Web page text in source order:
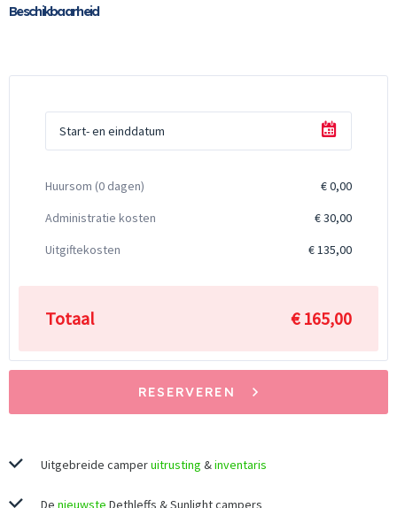
Beschikbaarheid
Start- en einddatum
Huursom (0 dagen)
€ 0,00
Administratie kosten
€ 30,00
Uitgiftekosten
€ 135,00
Totaal € 165,00
RESERVEREN
Uitgebreide camperuitrusting &inventaris